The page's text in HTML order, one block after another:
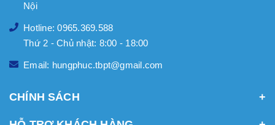
Nội
Hotline: 0965.369.588
Thứ 2 - Chủ nhật: 8:00 - 18:00
Email: hungphuc.tbpt@gmail.com
CHÍNH SÁCH